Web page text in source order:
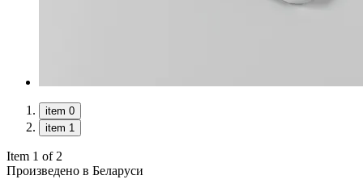
item 0
item 1
Item 1 of 2
Произведено в Беларуси